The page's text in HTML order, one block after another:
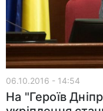
06.10.2016 - 14:54
На "Героїв